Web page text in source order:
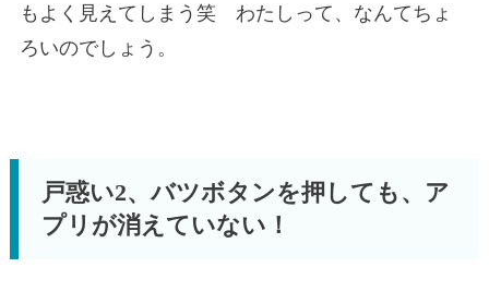
もよく見えてしまう笑 わたしって、なんてちょ
ろいのでしょう。
戸惑い2、バツボタンを押しても、ア
プリが消えていない！